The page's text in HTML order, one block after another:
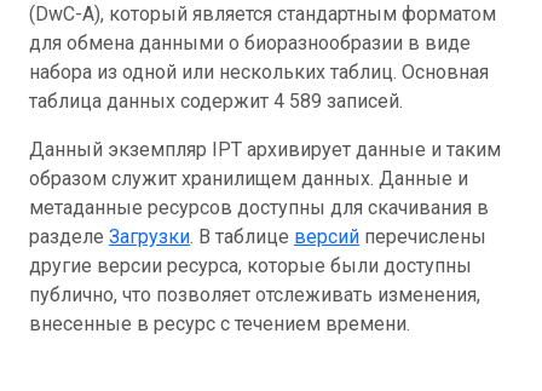
(DwC-A), который является стандартным форматом
для обмена данными о биоразнообразии в виде
набора из одной или нескольких таблиц. Основная
таблица данных содержит 4 589 записей.
Данный экземпляр IPT архивирует данные и таким
образом служит хранилищем данных. Данные и
метаданные ресурсов доступны для скачивания в
разделе Загрузки. В таблице версий перечислены
другие версии ресурса, которые были доступны
публично, что позволяет отслеживать изменения,
внесенные в ресурс с течением времени.